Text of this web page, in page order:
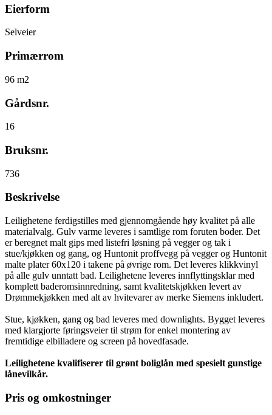
Eierform
Selveier
Primærrom
96 m2
Gårdsnr.
16
Bruksnr.
736
Beskrivelse
Leilighetene ferdigstilles med gjennomgående høy kvalitet på alle
materialvalg. Gulv varme leveres i samtlige rom foruten boder. Det
er beregnet malt gips med listefri løsning på vegger og tak i
stue/kjøkken og gang, og Huntonit proffvegg på vegger og Huntonit
malte plater 60x120 i takene på øvrige rom. Det leveres klikkvinyl
på alle gulv unntatt bad. Leilighetene leveres innflyttingsklar med
komplett baderomsinnredning, samt kvalitetskjøkken levert av
Drømmekjøkken med alt av hvitevarer av merke Siemens inkludert.
Stue, kjøkken, gang og bad leveres med downlights. Bygget leveres
med klargjorte føringsveier til strøm for enkel montering av
fremtidige elbilladere og screen på hovedfasade.
Leilighetene kvalifiserer til grønt boliglån med spesielt gunstige
lånevilkår.
Pris og omkostninger